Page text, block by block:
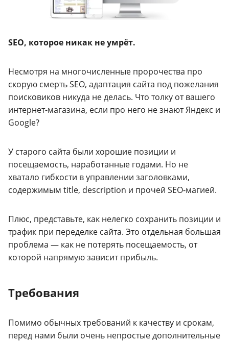
SEO, которое никак не умрёт.
Несмотря на многочисленные пророчества про
скорую смерть SEO, адаптация сайта под пожелания
поисковиков никуда не делась. Что толку от вашего
интернет-магазина, если про него не знают Яндекс и
Google?
У старого сайта были хорошие позиции и
посещаемость, наработанные годами. Но не
хватало гибкости в управлении заголовками,
содержимым title, description и прочей SEO-магией.
Плюс, представьте, как нелегко сохранить позиции и
трафик при переделке сайта. Это отдельная большая
проблема — как не потерять посещаемость, от
которой напрямую зависит прибыль.
Требования
Помимо обычных требований к качеству и срокам,
перед нами были очень непростые дополнительные